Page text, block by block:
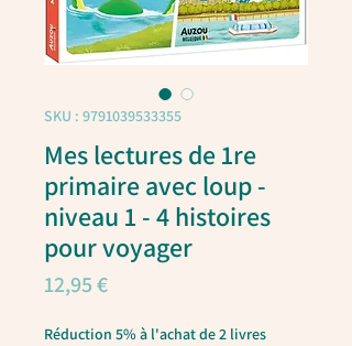
SKU : 9791039533355
Mes lectures de 1re
primaire avec loup -
niveau 1 - 4 histoires
pour voyager
12,95 €Prix
Réduction 5% à l'achat de 2 livres